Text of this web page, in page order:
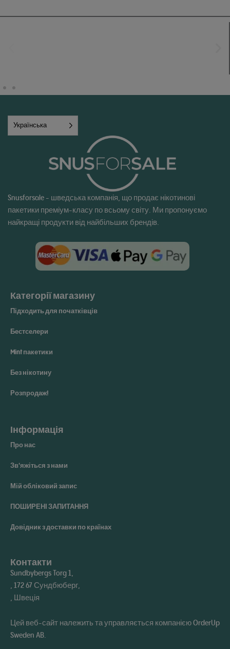
Українська
Snusforsale - шведська компанія, що продає нікотинові
пакетики преміум-класу по всьому світу. Ми пропонуємо
найкращі продукти від найбільших брендів.
Категорії магазину
Підходить для початківців
Бестселери
Mint пакетики
Без нікотину
Розпродаж!
Інформація
Про нас
Зв'яжіться з нами
Мій обліковий запис
ПОШИРЕНІ ЗАПИТАННЯ
Довідник з доставки по країнах
Контакти
Sundbybergs Torg 1,
, 172 67 Сундбюберг,
, Швеція
Цей веб-сайт належить та управляється компанією OrderUp
Sweden AB.